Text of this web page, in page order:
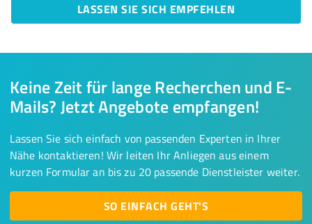
LASSEN SIE SICH EMPFEHLEN
Keine Zeit für lange Recherchen und E-
Mails? Jetzt Angebote empfangen!
Lassen Sie sich einfach von passenden Experten in Ihrer
Nähe kontaktieren! Wir leiten Ihr Anliegen aus einem
kurzen Formular an bis zu 20 passende Dienstleister weiter.
SO EINFACH GEHT'S